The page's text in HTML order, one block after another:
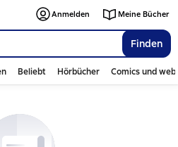
Finden
Anmelden Meine Bücher
Beliebt Hörbücher Comics und